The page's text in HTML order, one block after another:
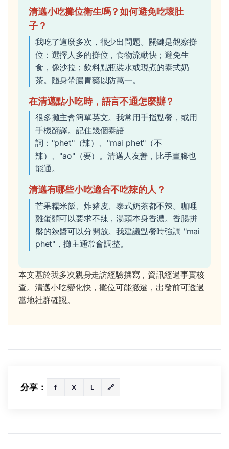
清邁小吃攤位衛生嗎？如何避免吃壞肚
子？
我吃了這麼多次，很少出問題。關鍵是觀察攤
位：選擇人多的攤位，食物流動快；避免生
食，像沙拉；飲料點瓶裝水或現煮的泰式奶
茶。隨身帶腸胃藥以防萬一。
在清邁點小吃時，語言不通怎麼辦？
很多攤主會簡單英文。我常用手指點餐，或用
手機翻譯。記住幾個泰語
詞："phet"（辣）、"mai phet"（不
辣）、"ao"（要）。清邁人友善，比手畫腳也
能通。
清邁有哪些小吃適合不吃辣的人？
芒果糯米飯、炸豬皮、泰式奶茶都不辣。咖哩
雞蛋麵可以要求不辣，湯頭本身香濃。香腸拼
盤的辣醬可以分開放。我建議點餐時強調 "mai
phet"，攤主通常會調整。
本文基於我多次親身走訪經驗撰寫，資訊經過事實核
查。清邁小吃變化快，攤位可能搬遷，出發前可透過
當地社群確認。
分享： f X L 🔗